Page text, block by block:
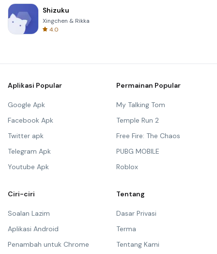
Shizuku
Xingchen & Rikka
4.0
Aplikasi Popular
Google Apk
Facebook Apk
Twitter apk
Telegram Apk
Youtube Apk
Permainan Popular
My Talking Tom
Temple Run 2
Free Fire: The Chaos
PUBG MOBILE
Roblox
Ciri-ciri
Soalan Lazim
Aplikasi Android
Penambah untuk Chrome
Tentang
Dasar Privasi
Terma
Tentang Kami